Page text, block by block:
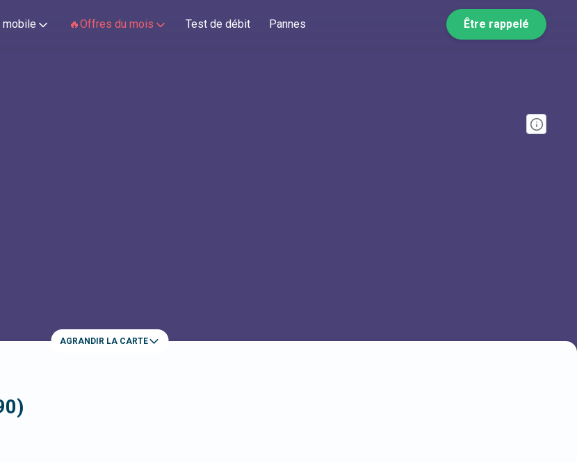
mobile 🔥Offres du mois Test de débit Pannes Être rappelé
AGRANDIR LA CARTE